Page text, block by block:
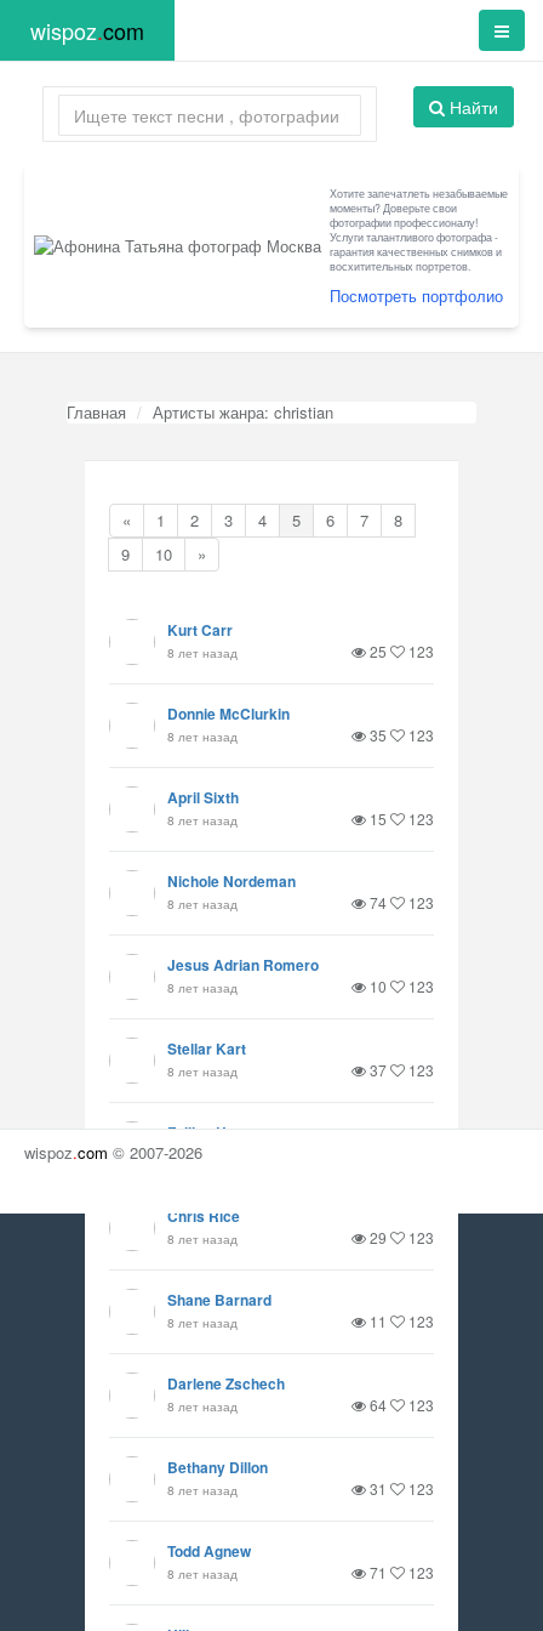
wispoz.com
Найти
Хотите запечатлеть незабываемые
моменты? Доверьте свои
фотографии профессионалу!
Услуги талантливого фотографа -
гарантия качественных снимков и
восхитительных портретов.
Посмотреть портфолио
Главная Артисты жанра: christian
« 1 2 3 4 5 6 7
8
9
10 »
Kurt Carr
8 лет назад 25 123
Donnie McClurkin
8 лет назад 35 123
April Sixth
8 лет назад 15 123
Nichole Nordeman
8 лет назад 74 123
Jesus Adrian Romero
8 лет назад 10 123
Stellar Kart
8 лет назад 37 123
Falling Up
8 лет назад
Chris Rice
8 лет назад 29 123
Shane Barnard
8 лет назад 11 123
Darlene Zschech
8 лет назад 64 123
Bethany Dillon
8 лет назад 31 123
Todd Agnew
8 лет назад 71 123
wispoz.com © 2007-2026